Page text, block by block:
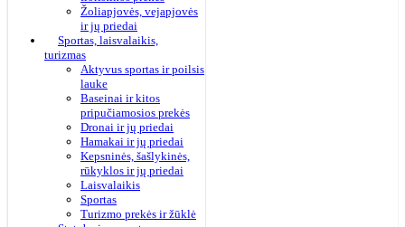
Žoliapjovės, vejapjovės
ir jų priedai
Sportas, laisvalaikis,
turizmas
Aktyvus sportas ir poilsis
lauke
Baseinai ir kitos
pripučiamosios prekės
Dronai ir jų priedai
Hamakai ir jų priedai
Kepsninės, šašlykinės,
rūkyklos ir jų priedai
Laisvalaikis
Sportas
Turizmo prekės ir žūklė